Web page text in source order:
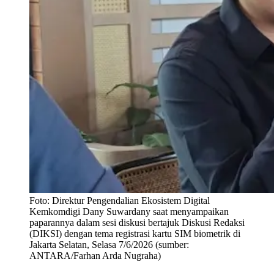
Foto: Direktur Pengendalian Ekosistem Digital
Kemkomdigi Dany Suwardany saat menyampaikan
paparannya dalam sesi diskusi bertajuk Diskusi Redaksi
(DIKSI) dengan tema registrasi kartu SIM biometrik di
Jakarta Selatan, Selasa 7/6/2026 (sumber:
ANTARA/Farhan Arda Nugraha)